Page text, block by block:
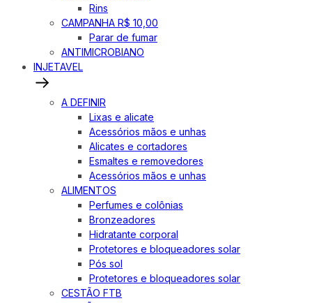
Rins
CAMPANHA R$ 10,00
Parar de fumar
ANTIMICROBIANO
INJETAVEL
A DEFINIR
Lixas e alicate
Acessórios mãos e unhas
Alicates e cortadores
Esmaltes e removedores
Acessórios mãos e unhas
ALIMENTOS
Perfumes e colônias
Bronzeadores
Hidratante corporal
Protetores e bloqueadores solar
Pós sol
Protetores e bloqueadores solar
CESTÃO FTB